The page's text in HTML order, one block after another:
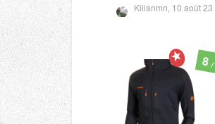
Kilianmn, 10 août 23
8/